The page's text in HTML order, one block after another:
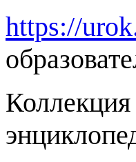
https://